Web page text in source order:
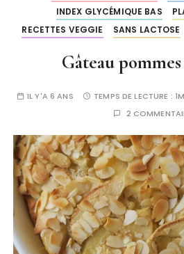
INDEX GLYCÉMIQUE BAS
RECETTES VEGGIE
SANS LACTOSE
Gâteau
IL Y'A 6 ANS TEMPS DE LECTURE :
2